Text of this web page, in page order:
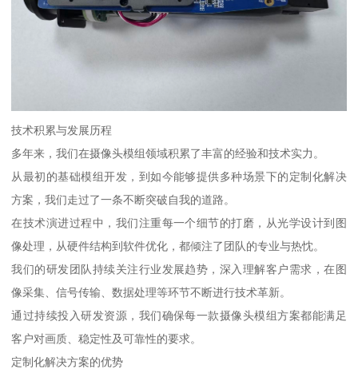
技术积累与发展历程
多年来，我们在摄像头模组领域积累了丰富的经验和技术实力。
从最初的基础模组开发，到如今能够提供多种场景下的定制化解决
方案，我们走过了一条不断突破自我的道路。
在技术演进过程中，我们注重每一个细节的打磨，从光学设计到图
像处理，从硬件结构到软件优化，都倾注了团队的专业与热忱。
我们的研发团队持续关注行业发展趋势，深入理解客户需求，在图
像采集、信号传输、数据处理等环节不断进行技术革新。
通过持续投入研发资源，我们确保每一款摄像头模组方案都能满足
客户对画质、稳定性及可靠性的要求。
定制化解决方案的优势